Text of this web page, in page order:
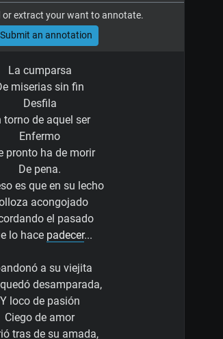
or extract your want to annotate.
an annotation
La cumparsa
miserias sin fin
Desfila
torno de aquel ser
Enfermo
pronto ha de morir
De pena.
es que en su lecho
acongojado
el pasado
lo hace padecer...
a su viejita
desamparada,
Y loco de pasión
Ciego de amor
tras de su amada,